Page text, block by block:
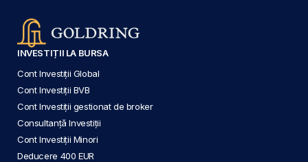
INVESTIȚII LA BURSA
Cont Investiții Global
Cont Investiții BVB
Cont Investiții gestionat de broker
Consultanță Investiții
Cont Investiții Minori
Deducere 400 EUR